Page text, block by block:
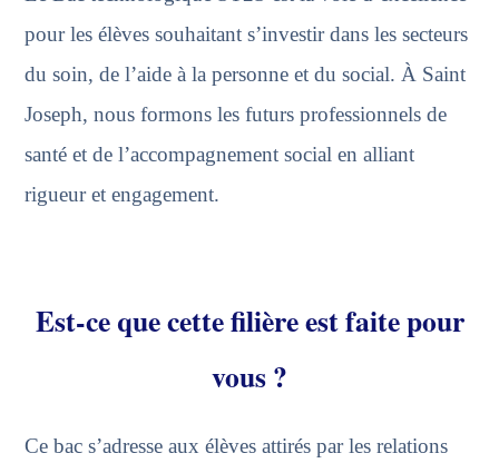
pour les élèves souhaitant s’investir dans les secteurs
du soin, de l’aide à la personne et du social. À Saint
Joseph, nous formons les futurs professionnels de
santé et de l’accompagnement social en alliant
rigueur et engagement.
Est-ce que cette filière est faite pour
vous ?
Ce bac s’adresse aux élèves attirés par les relations